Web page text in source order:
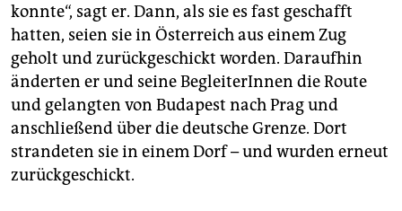
konnte“, sagt er. Dann, als sie es fast geschafft
hatten, seien sie in Österreich aus einem Zug
geholt und zurückgeschickt worden. Daraufhin
änderten er und seine BegleiterInnen die Route
und gelangten von Budapest nach Prag und
anschließend über die deutsche Grenze. Dort
strandeten sie in einem Dorf – und wurden erneut
zurückgeschickt.